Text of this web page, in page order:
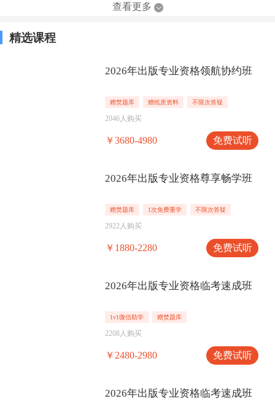
查看更多
精选课程
2026年出版专业资格领航协约班
赠焚题库 赠纸质资料 不限次答疑
2046人购买
￥3680-4980 免费试听
2026年出版专业资格尊享畅学班
赠焚题库 1次免费重学 不限次答疑
2922人购买
￥1880-2280 免费试听
2026年出版专业资格临考速成班
1v1微信助学 赠焚题库
2208人购买
￥2480-2980 免费试听
2026年出版专业资格临考速成班